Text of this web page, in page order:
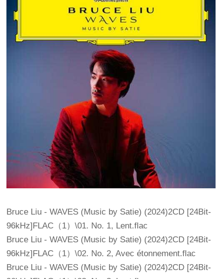
Bruce Liu - WAVES (Music by Satie) (2024)2CD [24Bit-
96kHz]FLAC（1）\01. No. 1, Lent.flac
Bruce Liu - WAVES (Music by Satie) (2024)2CD [24Bit-
96kHz]FLAC（1）\02. No. 2, Avec étonnement.flac
Bruce Liu - WAVES (Music by Satie) (2024)2CD [24Bit-